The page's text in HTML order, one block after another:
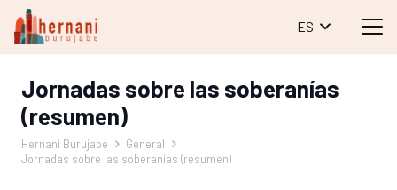
ES
Jornadas sobre las soberanías
(resumen)
Hernani Burujabe
General
Jornadas sobre las soberanías (resumen)